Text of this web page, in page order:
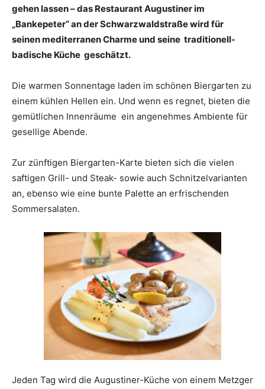
gehen lassen – das Restaurant Augustiner im
„Bankepeter“ an der Schwarzwaldstraße wird für
seinen mediterranen Charme und seine traditionell-
badische Küche geschätzt.
Die warmen Sonnentage laden im schönen Biergarten zu
einem kühlen Hellen ein. Und wenn es regnet, bieten die
gemütlichen Innenräume ein angenehmes Ambiente für
gesellige Abende.
Zur zünftigen Biergarten-Karte bieten sich die vielen
saftigen Grill- und Steak- sowie auch Schnitzelvarianten
an, ebenso wie eine bunte Palette an erfrischenden
Sommersalaten.
Jeden Tag wird die Augustiner-Küche von einem Metzger